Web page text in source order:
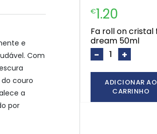
e
Com
couro
a
por
€1.20
fa roll on cristal fiji
dream 50ml
- +
ADICIONAR AO
CARRINHO